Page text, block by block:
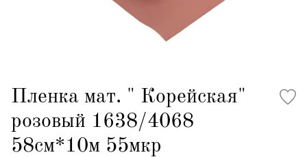
Пленка мат. " Корейская"
розовый 1638/4068
58см*10м 55мкр